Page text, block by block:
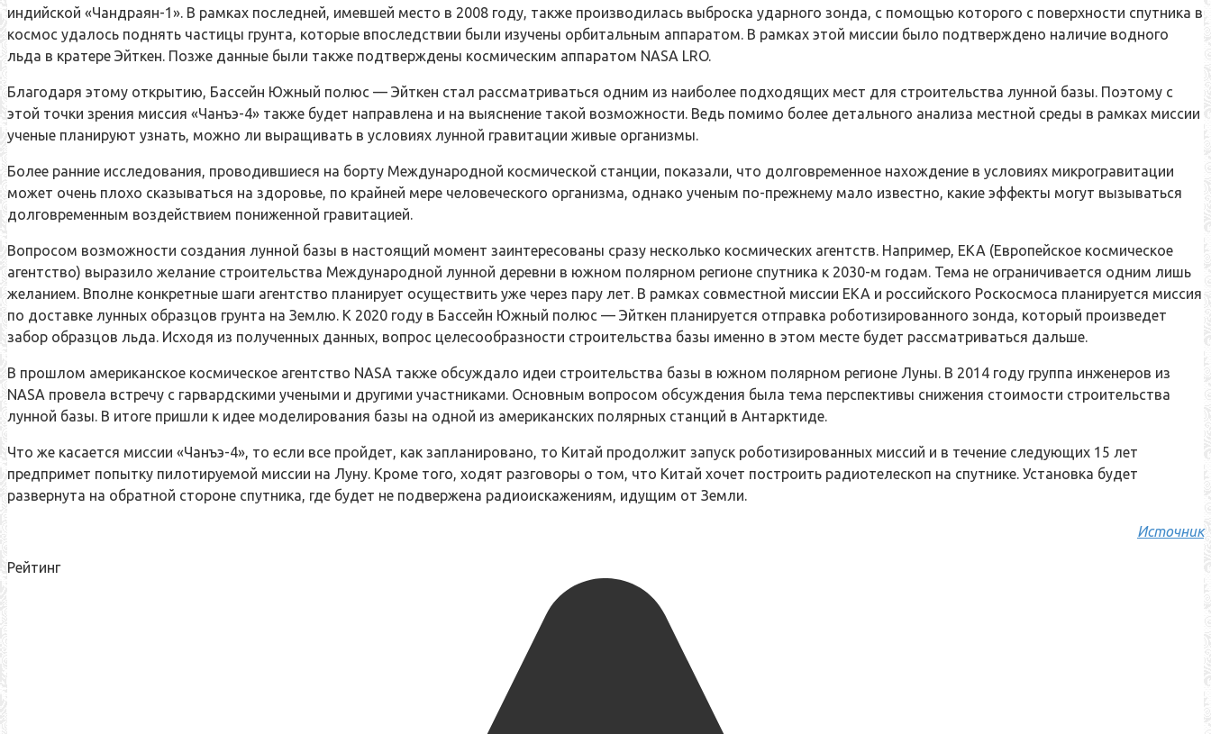
индийской «Чандраян-1». В рамках последней, имевшей место в 2008 году, также производилась выброска ударного зонда, с помощью которого с поверхности спутника в
космос удалось поднять частицы грунта, которые впоследствии были изучены орбитальным аппаратом. В рамках этой миссии было подтверждено наличие водного
льда в кратере Эйткен. Позже данные были также подтверждены космическим аппаратом NASA LRO.
Благодаря этому открытию, Бассейн Южный полюс — Эйткен стал рассматриваться одним из наиболее подходящих мест для строительства лунной базы. Поэтому с
этой точки зрения миссия «Чанъэ-4» также будет направлена и на выяснение такой возможности. Ведь помимо более детального анализа местной среды в рамках миссии
ученые планируют узнать, можно ли выращивать в условиях лунной гравитации живые организмы.
Более ранние исследования, проводившиеся на борту Международной космической станции, показали, что долговременное нахождение в условиях микрогравитации
может очень плохо сказываться на здоровье, по крайней мере человеческого организма, однако ученым по-прежнему мало известно, какие эффекты могут вызываться
долговременным воздействием пониженной гравитацией.
Вопросом возможности создания лунной базы в настоящий момент заинтересованы сразу несколько космических агентств. Например, ЕКА (Европейское космическое
агентство) выразило желание строительства Международной лунной деревни в южном полярном регионе спутника к 2030-м годам. Тема не ограничивается одним лишь
желанием. Вполне конкретные шаги агентство планирует осуществить уже через пару лет. В рамках совместной миссии ЕКА и российского Роскосмоса планируется миссия
по доставке лунных образцов грунта на Землю. К 2020 году в Бассейн Южный полюс — Эйткен планируется отправка роботизированного зонда, который произведет
забор образцов льда. Исходя из полученных данных, вопрос целесообразности строительства базы именно в этом месте будет рассматриваться дальше.
В прошлом американское космическое агентство NASA также обсуждало идеи строительства базы в южном полярном регионе Луны. В 2014 году группа инженеров из
NASA провела встречу с гарвардскими учеными и другими участниками. Основным вопросом обсуждения была тема перспективы снижения стоимости строительства
лунной базы. В итоге пришли к идее моделирования базы на одной из американских полярных станций в Антарктиде.
Что же касается миссии «Чанъэ-4», то если все пройдет, как запланировано, то Китай продолжит запуск роботизированных миссий и в течение следующих 15 лет
предпримет попытку пилотируемой миссии на Луну. Кроме того, ходят разговоры о том, что Китай хочет построить радиотелескоп на спутнике. Установка будет
развернута на обратной стороне спутника, где будет не подвержена радиоискажениям, идущим от Земли.
Источник
Рейтинг